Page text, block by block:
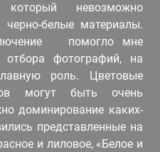
невозможно
белые материалы.
помогло мне
отбора фотографий, на
роль. Цветовые
могут быть очень
доминирование каких-
представленные на
и лиловое, «Белое и